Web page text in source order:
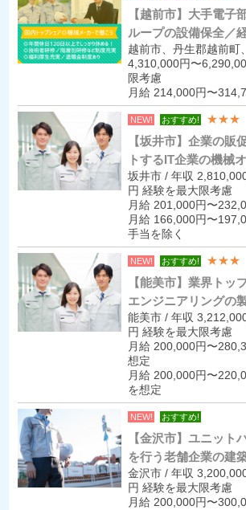
【越前市】大手電子
ループの設備保全／
越前市、丹生郡越前町
4,310,000円〜
限考慮
月給 214,000円〜
NEW! おすすめ! ★★★
【坂井市】企業の販
トするIT企業の機械
坂井市 / 年収
円 経験を最大限考慮
月給 201,000円〜
月給 166,000円〜
手当を除く
NEW! おすすめ! ★★★
【能美市】業界トッ
エンジニアリングの
能美市 / 年収
円 経験を最大限考慮
月給 200,000円〜
想定
月給 200,000円〜
を想定
NEW! おすすめ!
【金沢市】ユニット
を行う老舗企業の建
金沢市 / 年収
円 経験を最大限考慮
月給 200,000円〜